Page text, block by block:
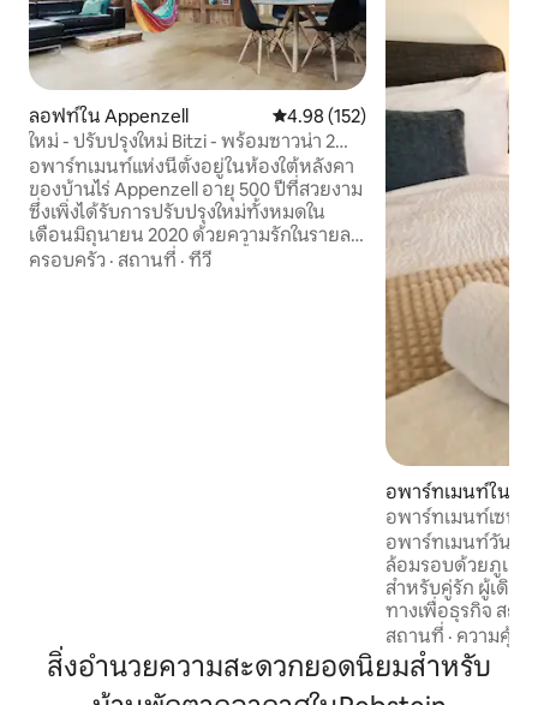
ลอฟท์ใน Appenzell คะแนนเฉลี่ย 4.98 จาก 5, 152 รีวิว
4.98 (152)
ใหม่ - ปรับปรุงใหม่ Bitzi - พร้อมซาวน่า 2
ห้องนอน
อพาร์ทเมนท์แห่งนี้ตั้งอยู่ในห้องใต้หลังคา
ของบ้านไร่ Appenzell อายุ 500 ปีที่สวยงาม
ซึ่งเพิ่งได้รับการปรับปรุงใหม่ทั้งหมดใน
เดือนมิถุนายน 2020 ด้วยความรักในรายละ
เอียดอพาร์ทเมนท์ทันสมัยชั้นนำได้รับการ
ครอบครัว · สถานที่ · ทีวี
อพาร์ทเมนท์ใน
อพาร์ทเมนท์เซนต์
เซลล์/ลิกเตนสไตน์
อพาร์ทเมนท์วันหยุ
ล้อมรอบด้วยภูเขา
สำหรับคู่รัก ผู้เดิน
ทางเพื่อธุรกิจ สถ
หายใจเข้าลึกๆ แ
แบบในพื้นที่สี่ประเ
เตนสไตน์ เยอรมนี แล
สถานที่ · ความคุ้ม
สิ่งอำนวยความสะดวกยอดนิยมสำหรับ